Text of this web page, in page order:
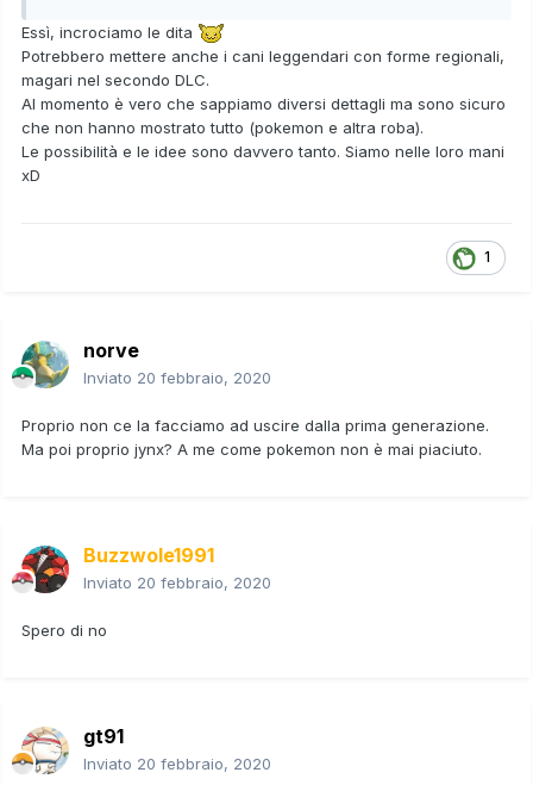
Essì, incrociamo le dita
Potrebbero mettere anche i cani leggendari con forme regionali,
magari nel secondo DLC.
Al momento è vero che sappiamo diversi dettagli ma sono sicuro
che non hanno mostrato tutto (pokemon e altra roba).
Le possibilità e le idee sono davvero tanto. Siamo nelle loro mani
xD
1
norve
Inviato 20 febbraio, 2020
Proprio non ce la facciamo ad uscire dalla prima generazione.
Ma poi proprio jynx? A me come pokemon non è mai piaciuto.
Buzzwole1991
Inviato 20 febbraio, 2020
Spero di no
gt91
Inviato 20 febbraio, 2020